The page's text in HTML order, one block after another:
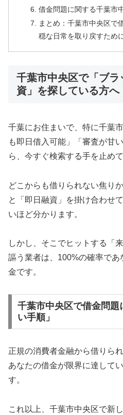
借金問題に関する千葉市
まとめ：千葉市中央区で
穏な日常を取り戻すため
千葉市中央区で「ブ
資」を探している方へ
千葉にお住まいで、特に千葉
も即日借入可能」「審査が甘
ら、今すぐ検索する手を止めて
どこからも借りられない焦り
と「即日融資」を掛け合わせ
いほど分かります。
しかし、そこでヒットする「
謳う業者は、100%の確率で
金です。
千葉市中央区で借金問題
い手順」
正規の消費者金融から借りら
あなたの借金が限界に達して
す。
これ以上、千葉市中央区で新